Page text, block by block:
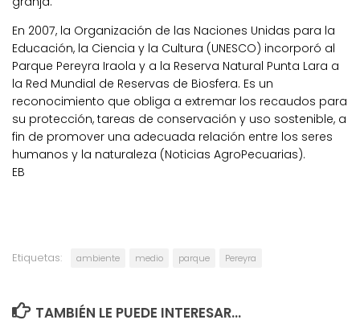
En 2007, la Organización de las Naciones Unidas para la
Educación, la Ciencia y la Cultura (UNESCO) incorporó al
Parque Pereyra Iraola y a la Reserva Natural Punta Lara a
la Red Mundial de Reservas de Biosfera. Es un
reconocimiento que obliga a extremar los recaudos para
su protección, tareas de conservación y uso sostenible, a
fin de promover una adecuada relación entre los seres
humanos y la naturaleza (Noticias AgroPecuarias).
EB
Etiquetas: ambiente medio parque Pereyra
TAMBIÉN LE PUEDE INTERESAR...